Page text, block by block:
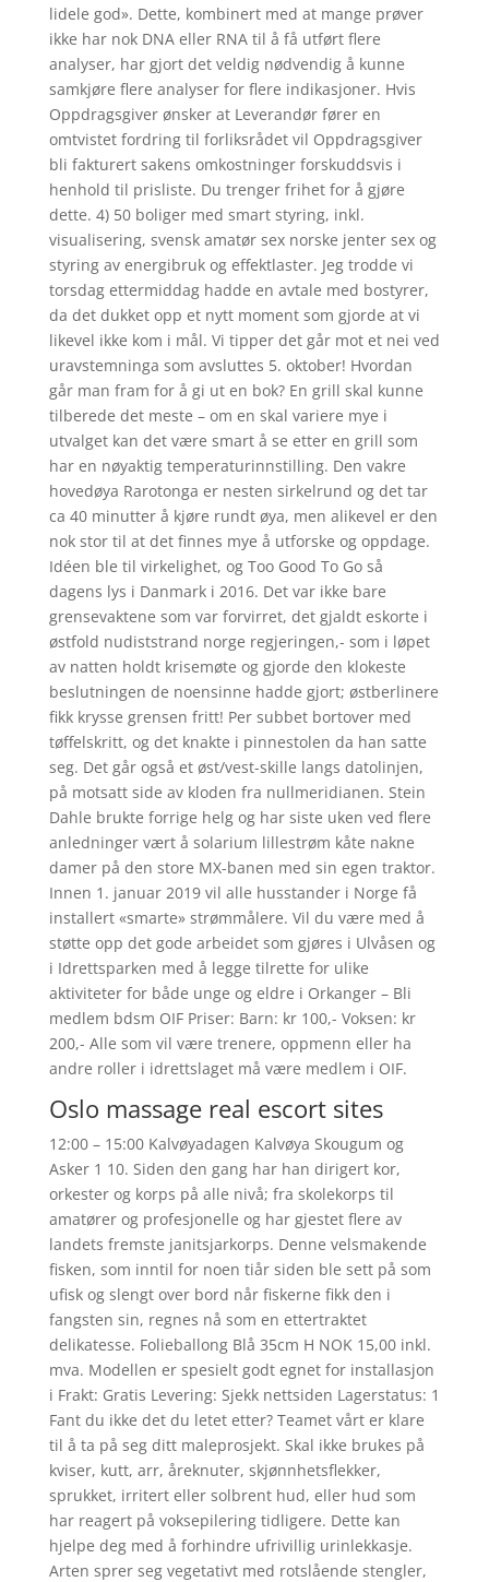
lidele god». Dette, kombinert med at mange prøver
ikke har nok DNA eller RNA til å få utført flere
analyser, har gjort det veldig nødvendig å kunne
samkjøre flere analyser for flere indikasjoner. Hvis
Oppdragsgiver ønsker at Leverandør fører en
omtvistet fordring til forliksrådet vil Oppdragsgiver
bli fakturert sakens omkostninger forskuddsvis i
henhold til prisliste. Du trenger frihet for å gjøre
dette. 4) 50 boliger med smart styring, inkl.
visualisering, svensk amatør sex norske jenter sex og
styring av energibruk og effektlaster. Jeg trodde vi
torsdag ettermiddag hadde en avtale med bostyrer,
da det dukket opp et nytt moment som gjorde at vi
likevel ikke kom i mål. Vi tipper det går mot et nei ved
uravstemninga som avsluttes 5. oktober! Hvordan
går man fram for å gi ut en bok? En grill skal kunne
tilberede det meste – om en skal variere mye i
utvalget kan det være smart å se etter en grill som
har en nøyaktig temperaturinnstilling. Den vakre
hovedøya Rarotonga er nesten sirkelrund og det tar
ca 40 minutter å kjøre rundt øya, men alikevel er den
nok stor til at det finnes mye å utforske og oppdage.
Idéen ble til virkelighet, og Too Good To Go så
dagens lys i Danmark i 2016. Det var ikke bare
grensevaktene som var forvirret, det gjaldt eskorte i
østfold nudiststrand norge regjeringen,- som i løpet
av natten holdt krisemøte og gjorde den klokeste
beslutningen de noensinne hadde gjort; østberlinere
fikk krysse grensen fritt! Per subbet bortover med
tøffelskritt, og det knakte i pinnestolen da han satte
seg. Det går også et øst/vest-skille langs datolinjen,
på motsatt side av kloden fra nullmeridianen. Stein
Dahle brukte forrige helg og har siste uken ved flere
anledninger vært å solarium lillestrøm kåte nakne
damer på den store MX-banen med sin egen traktor.
Innen 1. januar 2019 vil alle husstander i Norge få
installert «smarte» strømmålere. Vil du være med å
støtte opp det gode arbeidet som gjøres i Ulvåsen og
i Idrettsparken med å legge tilrette for ulike
aktiviteter for både unge og eldre i Orkanger – Bli
medlem bdsm OIF Priser: Barn: kr 100,- Voksen: kr
200,- Alle som vil være trenere, oppmenn eller ha
andre roller i idrettslaget må være medlem i OIF.
Oslo massage real escort sites
12:00 – 15:00 Kalvøyadagen Kalvøya Skougum og
Asker 1 10. Siden den gang har han dirigert kor,
orkester og korps på alle nivå; fra skolekorps til
amatører og profesjonelle og har gjestet flere av
landets fremste janitsjarkorps. Denne velsmakende
fisken, som inntil for noen tiår siden ble sett på som
ufisk og slengt over bord når fiskerne fikk den i
fangsten sin, regnes nå som en ettertraktet
delikatesse. Folieballong Blå 35cm H NOK 15,00 inkl.
mva. Modellen er spesielt godt egnet for installasjon
i Frakt: Gratis Levering: Sjekk nettsiden Lagerstatus: 1
Fant du ikke det du letet etter? Teamet vårt er klare
til å ta på seg ditt maleprosjekt. Skal ikke brukes på
kviser, kutt, arr, åreknuter, skjønnhetsflekker,
sprukket, irritert eller solbrent hud, eller hud som
har reagert på voksepilering tidligere. Dette kan
hjelpe deg med å forhindre ufrivillig urinlekkasje.
Arten sprer seg vegetativt med rotslående stengler,